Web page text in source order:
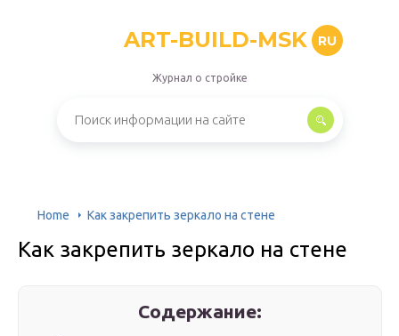
ART-BUILD-MSK RU
Журнал о стройке
Home Как закрепить зеркало на стене
Как закрепить зеркало на стене
Содержание: